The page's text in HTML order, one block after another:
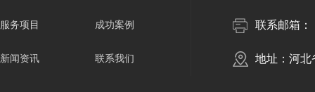
服务项目 成功案例
新闻资讯 联系我们
联系邮箱：
地址：河北